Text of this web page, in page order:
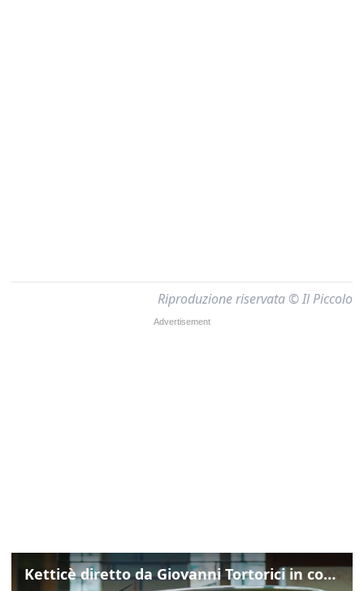
Riproduzione riservata © Il Piccolo
Ketticè diretto da Giovanni Tortorici in concorso al Locarno Film Festival